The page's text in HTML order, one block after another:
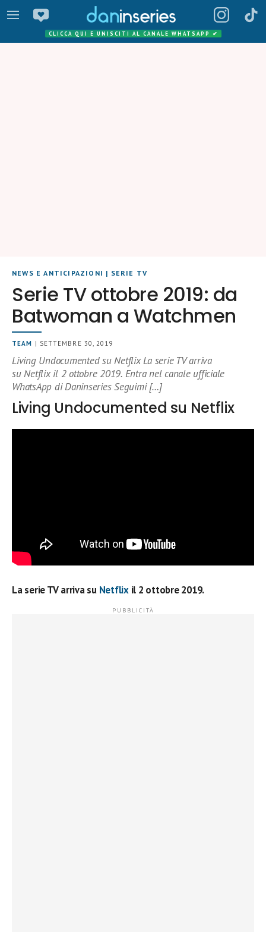
CLICCA QUI E UNISCITI AL CANALE WHATSAPP ✔
NEWS E ANTICIPAZIONI | SERIE TV
Serie TV ottobre 2019: da
Batwoman a Watchmen
TEAM | SETTEMBRE 30, 2019
Living Undocumented su Netflix La serie TV arriva
su Netflix il 2 ottobre 2019. Entra nel canale ufficiale
WhatsApp di Daninseries Seguimi […]
Living Undocumented su Netflix
La serie TV arriva su Netflixil 2 ottobre 2019.